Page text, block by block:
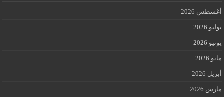
أغسطس 2026
يوليو 2026
يونيو 2026
مايو 2026
أبريل 2026
مارس 2026